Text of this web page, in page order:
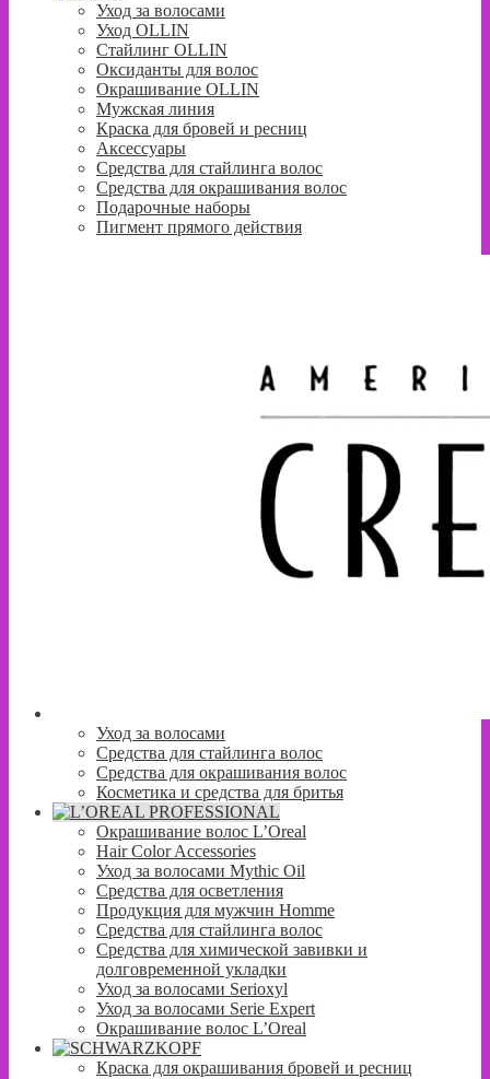
Уход за волосами
Уход OLLIN
Стайлинг OLLIN
Оксиданты для волос
Окрашивание OLLIN
Мужская линия
Краска для бровей и ресниц
Аксессуары
Средства для стайлинга волос
Средства для окрашивания волос
Подарочные наборы
Пигмент прямого действия
Уход за волосами
Средства для стайлинга волос
Средства для окрашивания волос
Косметика и средства для бритья
Окрашивание волос L’Oreal
Hair Color Accessories
Уход за волосами Mythic Oil
Средства для осветления
Продукция для мужчин Homme
Средства для стайлинга волос
Средства для химической завивки и
долговременной укладки
Уход за волосами Serioxyl
Уход за волосами Serie Expert
Окрашивание волос L’Oreal
Краска для окрашивания бровей и ресниц